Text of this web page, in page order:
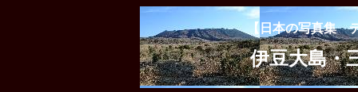
【日本の写真集
伊豆大島・